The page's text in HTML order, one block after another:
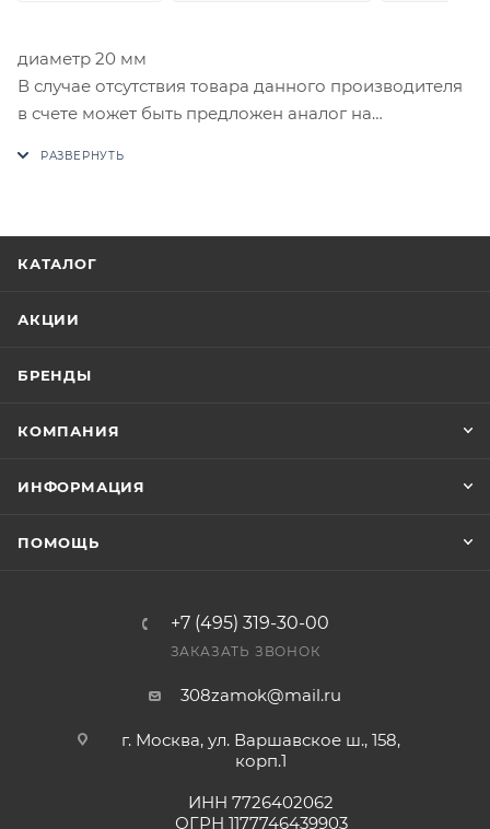
диаметр 20 мм
В случае отсутствия товара данного производителя
в счете может быть предложен аналог на
Конечная цена будет отображена в высланном
Фактом подтверждения покупки будет считаться
КАТАЛОГ
АКЦИИ
БРЕНДЫ
КОМПАНИЯ
ИНФОРМАЦИЯ
ПОМОЩЬ
+7 (495) 319-30-00
ЗАКАЗАТЬ ЗВОНОК
308zamok@mail.ru
г. Москва, ул. Варшавское ш., 158,
корп.1
ИНН 7726402062
ОГРН 1177746439903